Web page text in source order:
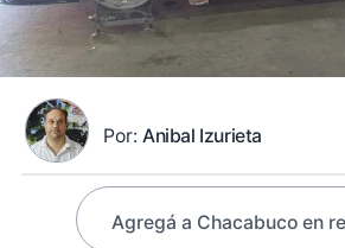
Por: Anibal Izurieta
Agregá a Chacabuco en